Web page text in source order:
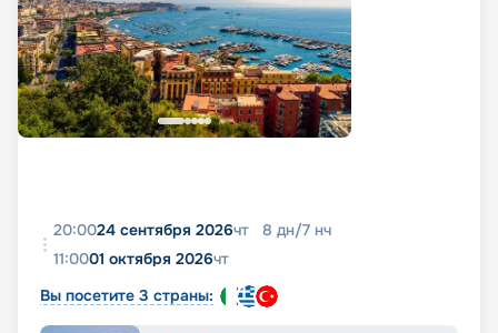
20:0024 сентября 2026чт 8 дн/7 нч
11:0001 октября 2026чт
Вы посетите 3 страны: